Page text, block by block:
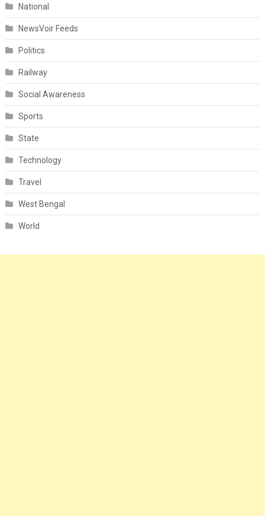
National
NewsVoir Feeds
Politics
Railway
Social Awareness
Sports
State
Technology
Travel
West Bengal
World